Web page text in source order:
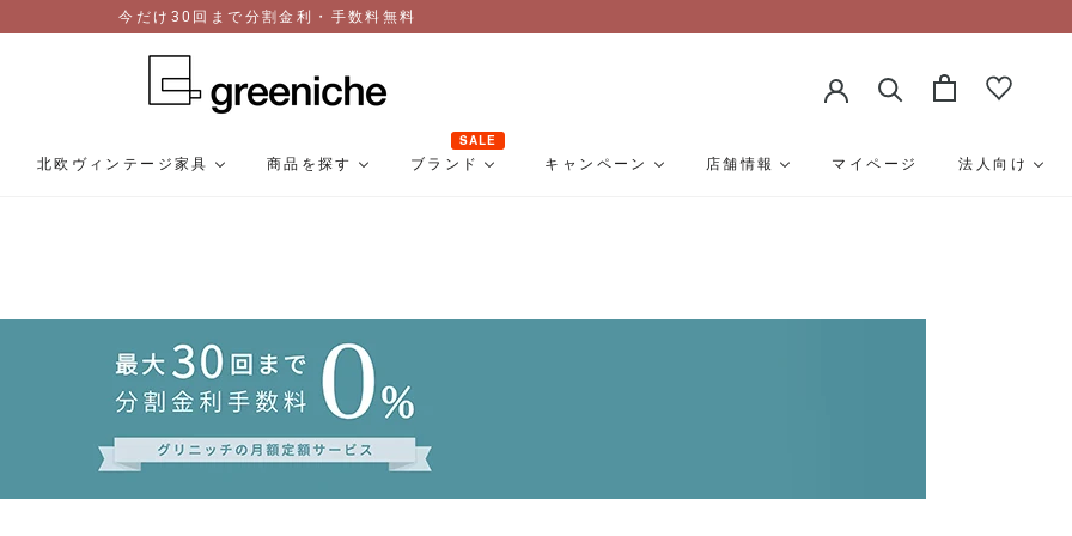
今だけ30回まで分割金利・手数料無料
北欧ヴィンテージ家具 商品を探す ブランド
SALE
キャンペーン
店舗情報 マイページ 法人向け